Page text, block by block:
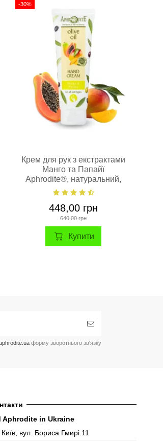
-30%
Крем для рук з екстрактами
Манго та Папайї
Aphrodite®, натуральний,
100мл/50мл
448,00 грн
640,00 грн
Купити
форму зворотнього зв'язку
Aphrodite in Ukraine
Київ, вул. Бориса Гмирі 11